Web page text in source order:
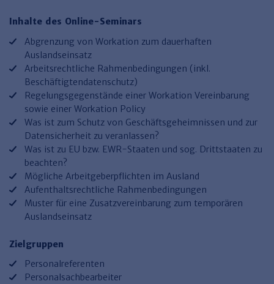
Insolvenzrecht
Medizinrecht
Haufe Personal Office
Haufe Finance Office
Haufe Zeugnis Manager
Sozialrechtprodukte
Haufe Arbeitsschutz
Haufe TVöD/TV-L Office
Haufe Immobilien
Inhalte des Online-Seminars
Abgrenzung von Workation zum dauerhaften
Auslandseinsatz
Arbeitsrechtliche Rahmenbedingungen (inkl.
Beschäftigtendatenschutz)
Regelungsgegenstände einer Workation Vereinbarung
sowie einer Workation Policy
Was ist zum Schutz von Geschäftsgeheimnissen und zur
Datensicherheit zu veranlassen?
Was ist zu EU bzw. EWR-Staaten und sog. Drittstaaten zu
beachten?
Mögliche Arbeitgeberpflichten im Ausland
Aufenthaltsrechtliche Rahmenbedingungen
Muster für eine Zusatzvereinbarung zum temporären
Auslandseinsatz
Zielgruppen
Personalreferenten
Personalsachbearbeiter